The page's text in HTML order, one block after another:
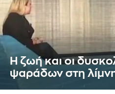
Η ζωή και οι
ψαράδων στη